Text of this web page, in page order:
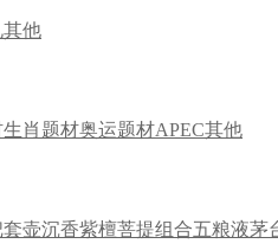
其他
生肖题材奥运题材APEC其他
套壶沉香紫檀菩提组合五粮液茅